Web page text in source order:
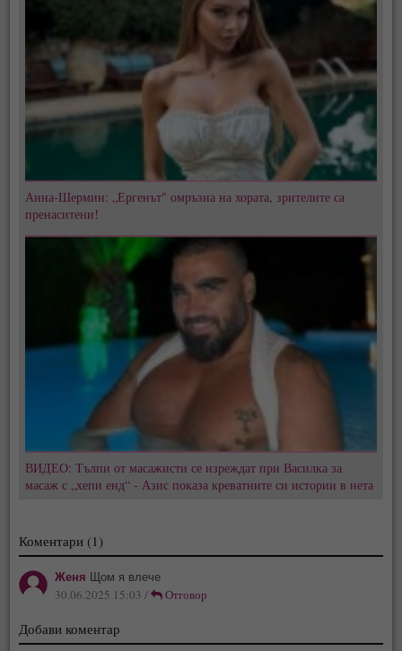
Анна-Шермин: „Ергенът" омръзна на хората, зрителите са
пренаситени!
ВИДЕО: Тълпи от масажисти се изреждат при Василка за
масаж с „хепи енд“ - Азис показа креватните си истории в нета
Коментари (1)
Женя Щом я влече
30.06.2025 15:03 / Отговор
Добави коментар